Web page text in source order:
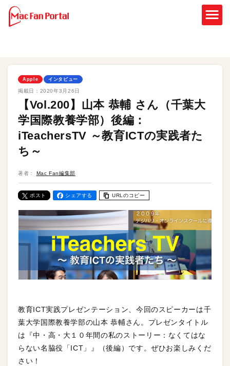
Apple インタビュー
掲載日： 2020年3月26日
【Vol.200】山本 恭輔 さん（千葉大
学国際教養学部）後編：
iTeachersTV ～教育ICTの実践者た
ち～
著者： Mac Fan編集部
ポスト シェアする URLのコピー
教育ICT実践プレゼンテーション、今回のスピーカーは千
葉大学国際教養学部の山本 恭輔さん。プレゼンタイトル
は『中・高・大１０年間の私のストーリー：なくてはな
らない名脇役「ICT」』（後編）です。ぜひお楽しみくだ
さい！